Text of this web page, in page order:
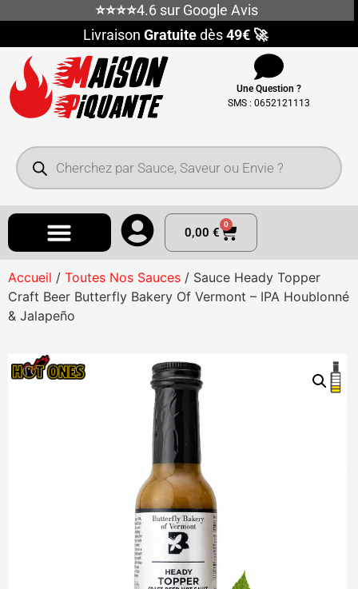
⭐⭐⭐⭐4.6 sur Google Avis
Livraison Gratuitedès49€ 🚀
Une Question ?
SMS : 0652121113
0,00 €
0
Accueil / Toutes Nos Sauces / Sauce Heady Topper
Craft Beer Butterfly Bakery Of Vermont – IPA Houblonné
& Jalapeño